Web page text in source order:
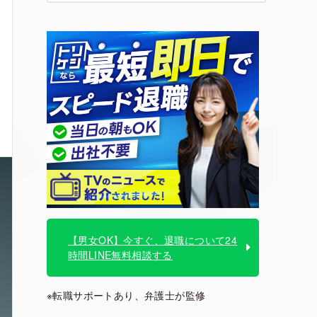
【男女OK】今すぐ、退職について24
時間LINE無料相談する
※転職サポートあり、弁護士が監修